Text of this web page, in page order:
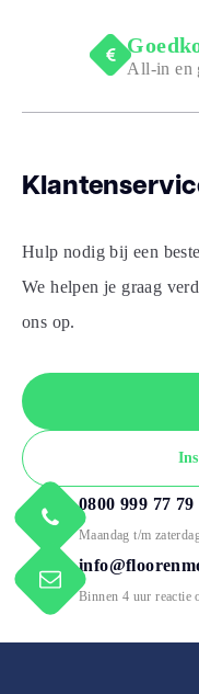
All-in en
Hulp nodig bij een
We helpen je graag
ons op.
0800 999 77 79
Maandag t/m
Binnen 4 uur reactie